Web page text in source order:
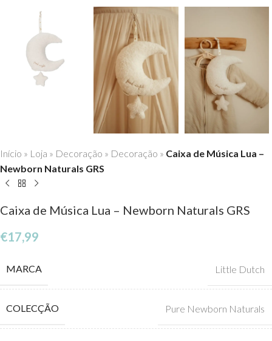
Início » Loja » Decoração » Decoração » Caixa de Música Lua –
Newborn Naturals GRS
Caixa de Música Lua – Newborn Naturals GRS
€17,99
MARCA Little Dutch
COLECÇÃO Pure Newborn Naturals